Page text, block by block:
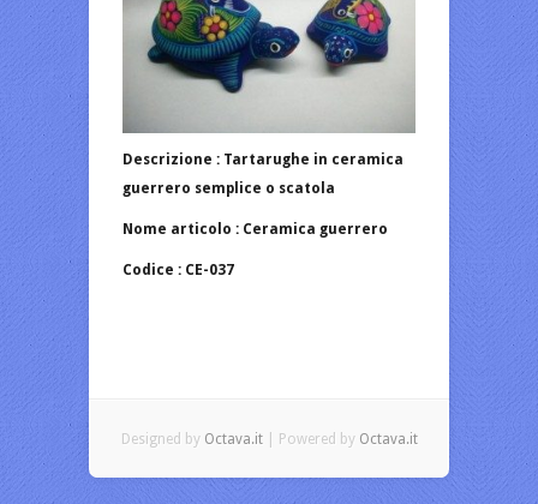
Descrizione : Tartarughe in ceramica
guerrero semplice o scatola
Nome articolo : Ceramica guerrero
Codice : CE-037
Designed by Octava.it| Powered by Octava.it